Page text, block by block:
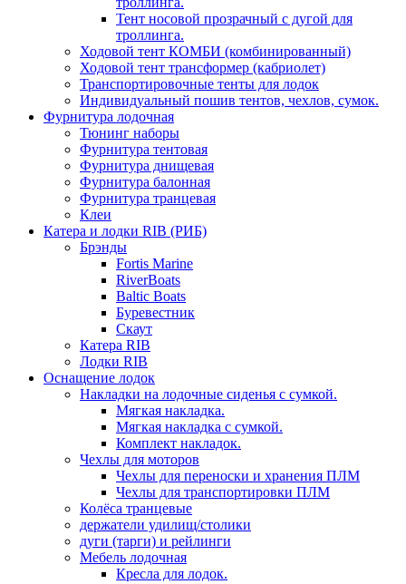
Тент носовой прозрачный с дугой для
троллинга.
Ходовой тент КОМБИ (комбинированный)
Ходовой тент трансформер (кабриолет)
Транспортировочные тенты для лодок
Индивидуальный пошив тентов, чехлов, сумок.
Фурнитура лодочная
Тюнинг наборы
Фурнитура тентовая
Фурнитура днищевая
Фурнитура балонная
Фурнитура транцевая
Клеи
Катера и лодки RIB (РИБ)
Брэнды
Fortis Marine
RiverBoats
Baltic Boats
Буревестник
Скаут
Катера RIB
Лодки RIB
Оснащение лодок
Накладки на лодочные сиденья с сумкой.
Мягкая накладка.
Мягкая накладка с сумкой.
Комплект накладок.
Чехлы для моторов
Чехлы для переноски и хранения ПЛМ
Чехлы для транспортировки ПЛМ
Колёса транцевые
держатели удилищ/столики
дуги (тарги) и рейлинги
Мебель лодочная
Кресла для лодок.